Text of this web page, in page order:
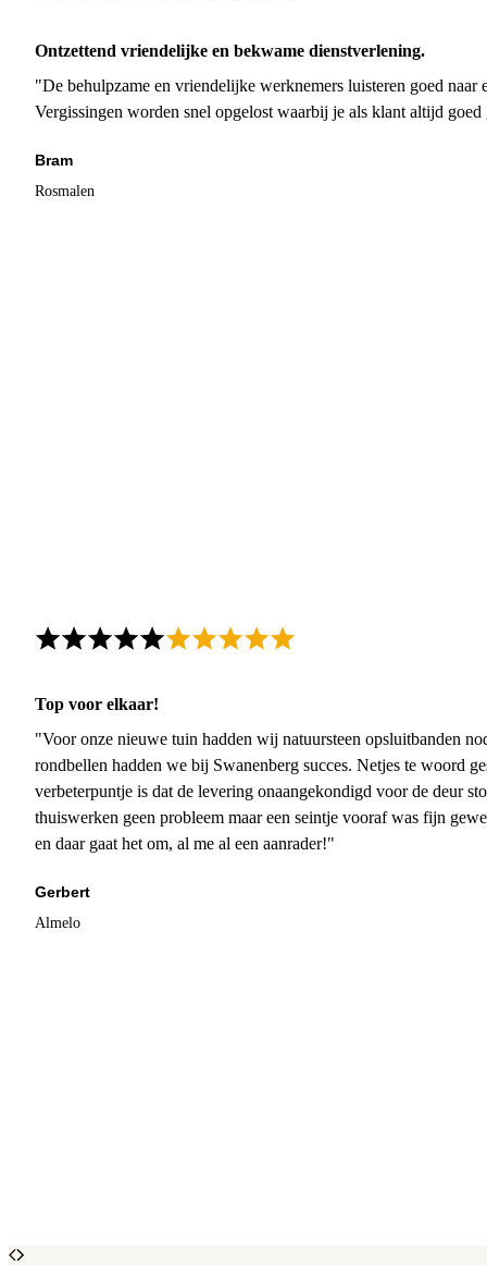
Ontzettend vriendelijke en bekwame dienstverlening.
"De behulpzame en vriendelijke werknemers luisteren goed naar
Vergissingen worden snel opgelost waarbij je als klant altijd
Bram
Rosmalen
Top voor elkaar!
"Voor onze nieuwe tuin hadden wij natuursteen opsluitbanden
rondbellen hadden we bij Swanenberg succes. Netjes te woord
verbeterpuntje is dat de levering onaangekondigd voor de deur
thuiswerken geen probleem maar een seintje vooraf was fijn
en daar gaat het om, al me al een aanrader!"
Gerbert
Almelo